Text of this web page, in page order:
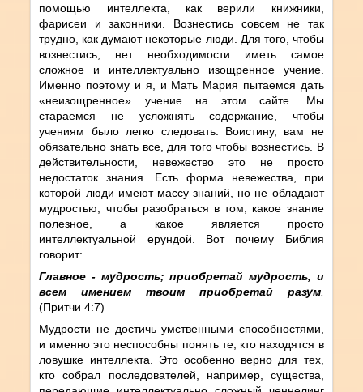
помощью интеллекта, как верили книжники,
фарисеи и законники. Вознестись совсем не так
трудно, как думают некоторые люди. Для того, чтобы
вознестись, нет необходимости иметь самое
сложное и интеллектуально изощренное учение.
Именно поэтому и я, и Мать Мария пытаемся дать
«неизощренное» учение на этом сайте. Мы
стараемся не усложнять содержание, чтобы
учениям было легко следовать. Воистину, вам не
обязательно знать все, для того чтобы вознестись. В
действительности, невежество это не просто
недостаток знания. Есть форма невежества, при
которой люди имеют массу знаний, но не обладают
мудростью, чтобы разобраться в том, какое знание
полезное, а какое является просто
интеллектуальной ерундой. Вот почему Библия
говорит:
Главное - мудрость; приобретай мудрость, и
всем имением твоим приобретай разум.
(Притчи 4:7)
Мудрости не достичь умственными способностями,
и именно это неспособны понять те, кто находятся в
ловушке интеллекта. Это особенно верно для тех,
кто собрал последователей, например, существа,